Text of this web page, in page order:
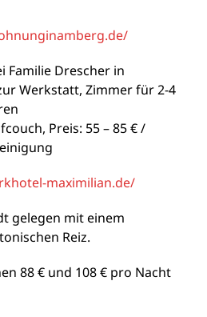
Familie Drescher in
Werkstatt, Zimmer für 2-4
Preis: 55 – 85 € /
maximilian.de/
gelegen mit einem
Reiz.
88 € und 108 € pro Nacht